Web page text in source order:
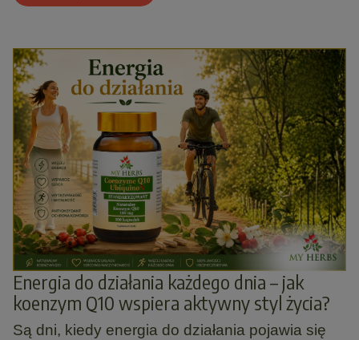
Energia do działania każdego dnia – jak
koenzym Q10 wspiera aktywny styl życia?
Są dni, kiedy energia do działania pojawia się